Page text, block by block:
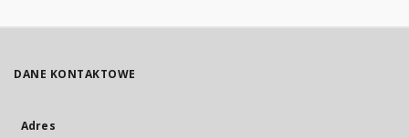
DANE KONTAKTOWE
Adres